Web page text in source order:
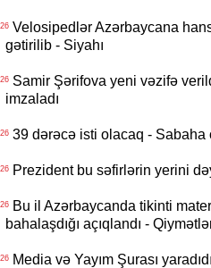
Velosipedlər Azərbaycana
gətirilib - Siyahı
Samir Şərifova yeni vəzifə
imzaladı
39 dərəcə isti olacaq - Sabaha
Prezident bu səfirlərin yerini
Bu il Azərbaycanda tikinti
bahalaşdığı açıqlandı -
Media və Yayım Şurası